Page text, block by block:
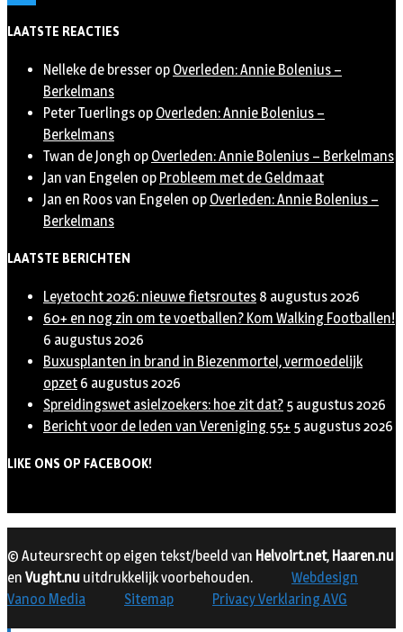
LAATSTE REACTIES
Nelleke de bresser op Overleden: Annie Bolenius –
Berkelmans
Peter Tuerlings op Overleden: Annie Bolenius –
Berkelmans
Twan de Jongh op Overleden: Annie Bolenius – Berkelmans
Jan van Engelen op Probleem met de Geldmaat
Jan en Roos van Engelen op Overleden: Annie Bolenius –
Berkelmans
LAATSTE BERICHTEN
Leyetocht 2026: nieuwe fietsroutes 8 augustus 2026
60+ en nog zin om te voetballen? Kom Walking Footballen!
6 augustus 2026
Buxusplanten in brand in Biezenmortel, vermoedelijk
opzet 6 augustus 2026
Spreidingswet asielzoekers: hoe zit dat? 5 augustus 2026
Bericht voor de leden van Vereniging 55+ 5 augustus 2026
LIKE ONS OP FACEBOOK!
© Auteursrecht op eigen tekst/beeld van Helvoirt.net, Haaren.nu
en Vught.nu uitdrukkelijk voorbehouden.
Webdesign
Vanoo Media
Sitemap Privacy Verklaring AVG